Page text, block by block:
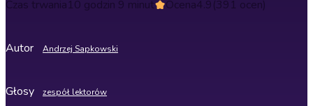
Czas trwania10 godzin 9 minut Ocena4.9(391 ocen)
Autor Andrzej Sapkowski
Głosy zespół lektorów